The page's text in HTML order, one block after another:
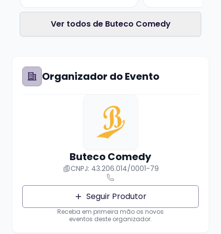
Ver todos de Buteco Comedy
Organizador do Evento
Buteco Comedy
CNPJ: 43.206.014/0001-79
Seguir Produtor
Receba em primeira mão os novos
eventos deste organizador.